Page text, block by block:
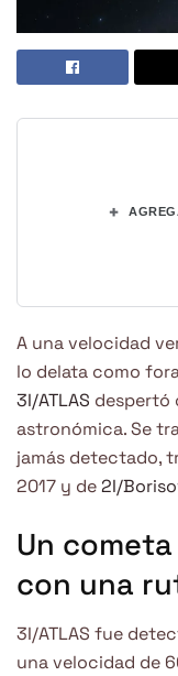
+
A una velocidad
lo delata como
3I/ATLAS despertó
astronómica. Se
jamás detectado,
2017 y de2I/
Un
con una
3I/ATLAS fue
una velocidad de